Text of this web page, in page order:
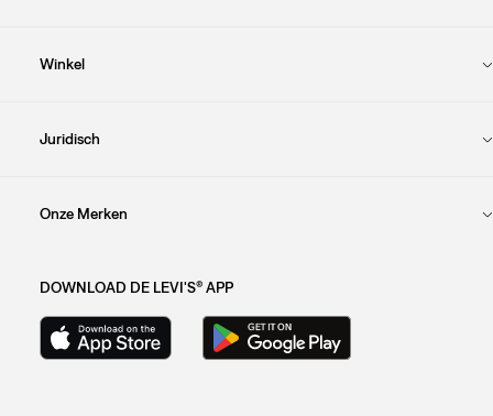
Winkel
Juridisch
Onze Merken
DOWNLOAD DE LEVI'S® APP